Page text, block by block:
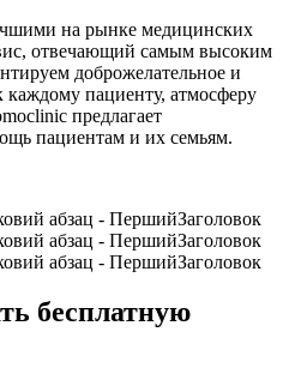
на рынке медицинских
отвечающий самым высоким
доброжелательное и
пациенту, атмосферу
предлагает
пациентам и их семьям.
бесплатную